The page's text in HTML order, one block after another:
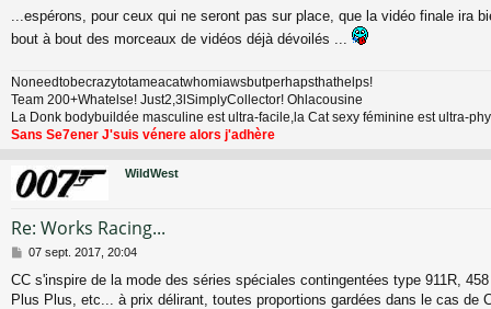
s
s
e
...espérons, pour ceux qui ne seront pas sur place, que la vidéo finale ira
bout à bout des morceaux de vidéos déjà dévoilés ...
Noneedtobecrazytotameacatwhomiawsbutperhapsthathelps!
Team 200+Whatelse! Just2,3lSimplyCollector! Ohlacousine
La Donk bodybuildée masculine est ultra-facile,la Cat sexy féminine est ultra-
Sans Se7ener J'suis vénere alors j'adhère
WildWest
Re: Works Racing...
M
s
s
07 sept. 2017, 20:04
CC s'inspire de la mode des séries spéciales contingentées type 911R,
Plus Plus, etc... à prix délirant, toutes proportions gardées dans le cas de